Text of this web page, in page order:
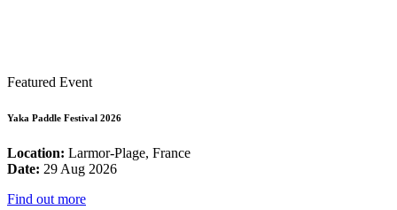
Featured Event
Yaka Paddle Festival 2026
Location: Larmor-Plage, France
Date: 29 Aug 2026
Find out more